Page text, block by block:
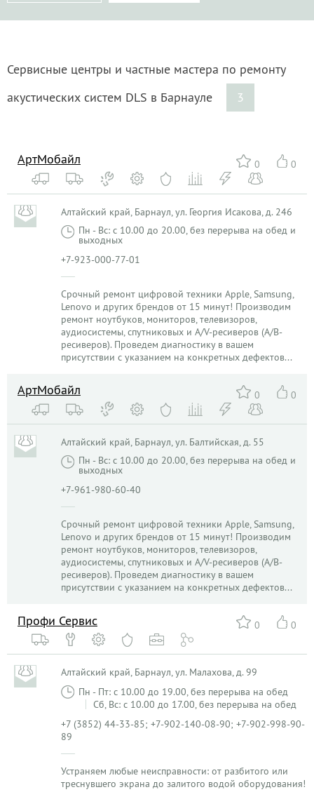
Сервисные центры и частные мастера по ремонту
акустических систем DLS в Барнауле
3
0 0
АртМобайл
Алтайский край, Барнаул, ул. Георгия Исакова, д. 246
Пн - Вс: с 10.00 до 20.00, без перерыва на обед и
выходных
+7-923-000-77-01
Срочный ремонт цифровой техники Apple, Samsung,
Lenovo и других брендов от 15 минут! Производим
ремонт ноутбуков, мониторов, телевизоров,
аудиосистемы, спутниковых и A/V-ресиверов (А/В-
ресиверов). Проведем диагностику в вашем
присутствии с указанием на конкретных дефектов...
0 0
АртМобайл
Алтайский край, Барнаул, ул. Балтийская, д. 55
Пн - Вс: с 10.00 до 20.00, без перерыва на обед и
выходных
+7-961-980-60-40
Срочный ремонт цифровой техники Apple, Samsung,
Lenovo и других брендов от 15 минут! Производим
ремонт ноутбуков, мониторов, телевизоров,
аудиосистемы, спутниковых и A/V-ресиверов (А/В-
ресиверов). Проведем диагностику в вашем
присутствии с указанием на конкретных дефектов...
0 0
Профи Сервис
Алтайский край, Барнаул, ул. Малахова, д. 99
Пн - Пт: с 10.00 до 19.00, без перерыва на обед
Сб, Вс: с 10.00 до 17.00, без перерыва на обед
+7 (3852) 44-33-85; +7-902-140-08-90; +7-902-998-90-
89
Устраняем любые неисправности: от разбитого или
треснувшего экрана до залитого водой оборудования!